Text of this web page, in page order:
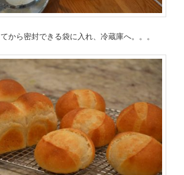
から密封できる袋に入れ、冷蔵庫へ。。。